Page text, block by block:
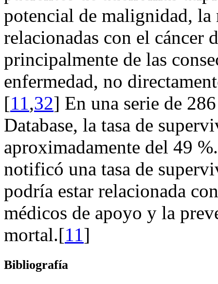
potencial de malignidad,
relacionadas con el cáncer
principalmente de las
enfermedad, no
[11,32] En una serie de
Database, la tasa de
aproximadamente del 49
notificó una tasa de
podría estar relacionada
médicos de apoyo y la
mortal.[11]
Bibliografía